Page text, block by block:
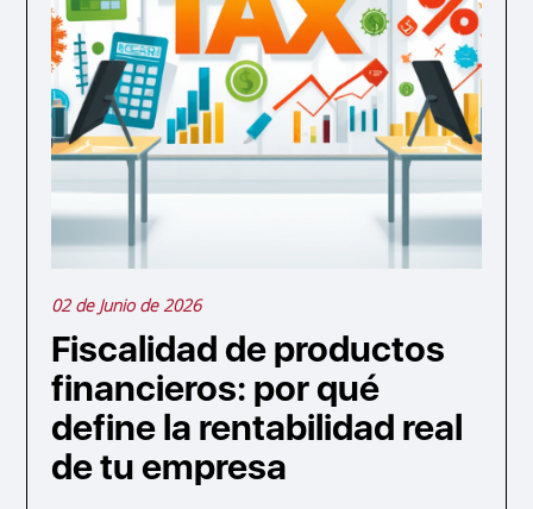
02 de Junio de 2026
Fiscalidad de productos
financieros: por qué
define la rentabilidad real
de tu empresa